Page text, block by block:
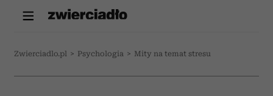
Zwierciadlo.pl > Psychologia > Mity na temat stresu